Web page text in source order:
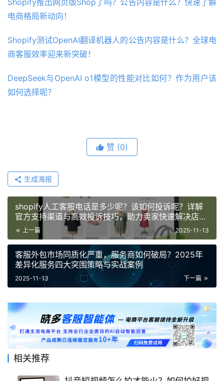
Shopify推出网页版Shop了吗？公告内容是什么？快速了解
电商格局新动向！
Shopify测试OpenAI翻译机器人的公告内容是什么？全球电
商客服效率迎来新突破！
DeepSeek与OpenAI o1模型的性能对比如何？作为用户该
如何选择呢？
赞 (0)
生成海报
shopify人工客服电话是多少呢？该如何投诉呢？详解
官方支持渠道与高效投诉技巧，助力卖家快速解决店铺
技巧问题！
上一篇 2025-11-13
客服外包市场同质化严重，服务商如何破局？2025年
差异化服务四大突围策略与实战案例
下一篇
2025-11-13
相关推荐